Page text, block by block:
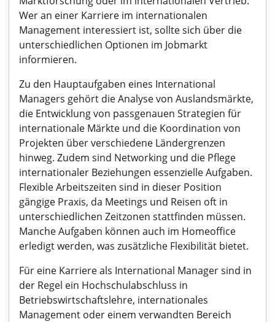
Wer an einer Karriere im internationalen
Management interessiert ist, sollte sich über die
unterschiedlichen Optionen im Jobmarkt
informieren.
Zu den Hauptaufgaben eines International
Managers gehört die Analyse von Auslandsmärkte,
die Entwicklung von passgenauen Strategien für
internationale Märkte und die Koordination von
Projekten über verschiedene Ländergrenzen
hinweg. Zudem sind Networking und die Pflege
internationaler Beziehungen essenzielle Aufgaben.
Flexible Arbeitszeiten sind in dieser Position
gängige Praxis, da Meetings und Reisen oft in
unterschiedlichen Zeitzonen stattfinden müssen.
Manche Aufgaben können auch im Homeoffice
erledigt werden, was zusätzliche Flexibilität bietet.
Für eine Karriere als International Manager sind in
der Regel ein Hochschulabschluss in
Betriebswirtschaftslehre, internationales
Management oder einem verwandten Bereich